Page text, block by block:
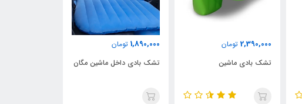
1,890,000 تومان
تشک بادی داخل ماشین مگان
2,350,000 تومان
تشک بادی داخل ماشین